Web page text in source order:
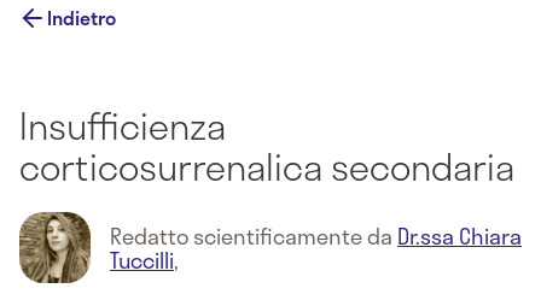
Indietro
Insufficienza
corticosurrenalica secondaria
Redatto scientificamente da Dr.ssa Chiara
Tuccilli,